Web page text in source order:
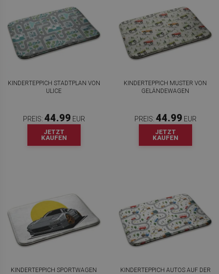
KINDERTEPPICH STADTPLAN VON
ULICE
PREIS: 44.99 EUR
JETZT
KAUFEN
KINDERTEPPICH MUSTER VON
GELÄNDEWAGEN
PREIS: 44.99 EUR
JETZT
KAUFEN
KINDERTEPPICH SPORTWAGEN
KINDERTEPPICH AUTOS AUF DER